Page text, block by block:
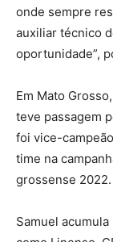
onde sempre
auxiliar técnico
oportunidade”,
Em Mato
teve passagem
foi vice-
time na
grossense 2022.
Samuel